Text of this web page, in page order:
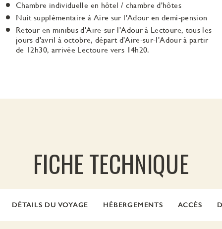
Chambre individuelle en hôtel / chambre d'hôtes
Nuit supplémentaire à Aire sur l'Adour en demi-pension
Retour en minibus d'Aire-sur-l'Adour à Lectoure, tous les
jours d'avril à octobre, départ d'Aire-sur-l'Adour à partir
de 12h30, arrivée Lectoure vers 14h20.
FICHE TECHNIQUE
DÉTAILS DU VOYAGE HÉBERGEMENTS ACCÈS